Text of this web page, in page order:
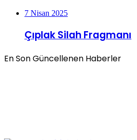
7 Nisan 2025
Çıplak Silah Fragmanı
En Son Güncellenen Haberler